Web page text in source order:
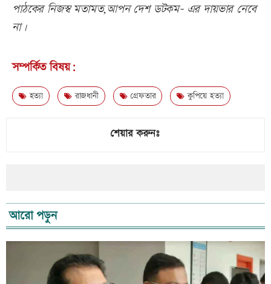
পাঠকের নিজস্ব মতামত,আপন দেশ ডটকম- এর দায়ভার নেবে
না।
সম্পর্কিত বিষয়:
হত্যা রাজধানী গ্রেফতার কুপিয়ে হত্যা
শেয়ার করুনঃ
আরো পড়ুন